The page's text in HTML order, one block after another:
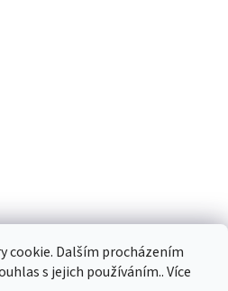
cookie. Dalším procházením
s jejich používáním.. Více